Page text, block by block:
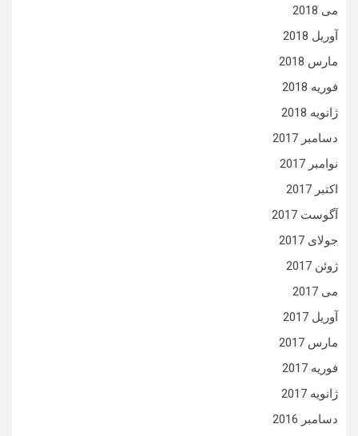
می 2018
آوریل 2018
مارس 2018
فوریه 2018
ژانویه 2018
دسامبر 2017
نوامبر 2017
اکتبر 2017
آگوست 2017
جولای 2017
ژوئن 2017
می 2017
آوریل 2017
مارس 2017
فوریه 2017
ژانویه 2017
دسامبر 2016